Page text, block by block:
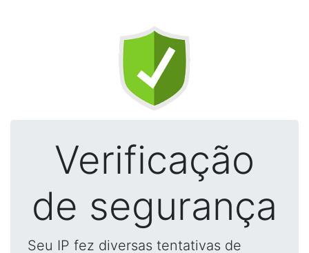
Verificação
de segurança
Seu IP fez diversas tentativas de